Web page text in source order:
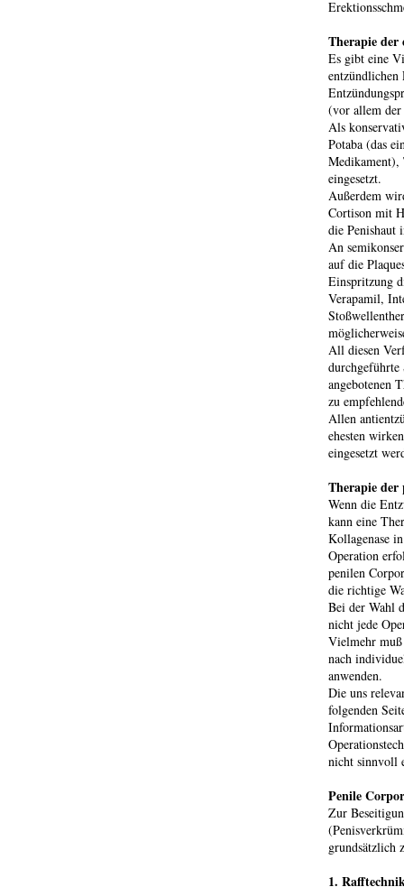
Therapie der
Es gibt eine
entzündlichen
(vor allem der
Als
Potaba (das
Medikament),
eingesetzt.
Außerdem
Cortison mit
die Penishaut
An
auf die
Einspritzung
Verapamil,
All diesen
angebotenen
zu
Allen
ehesten
eingesetzt
Therapie der
Wenn die
kann eine
Kollagenase
Operation
penilen
die richtige
Bei der Wahl
nicht jede
Vielmehr muß
nach
anwenden.
Die uns
folgenden
nicht sinnvoll
Penile
Zur
grundsätzlich
1.